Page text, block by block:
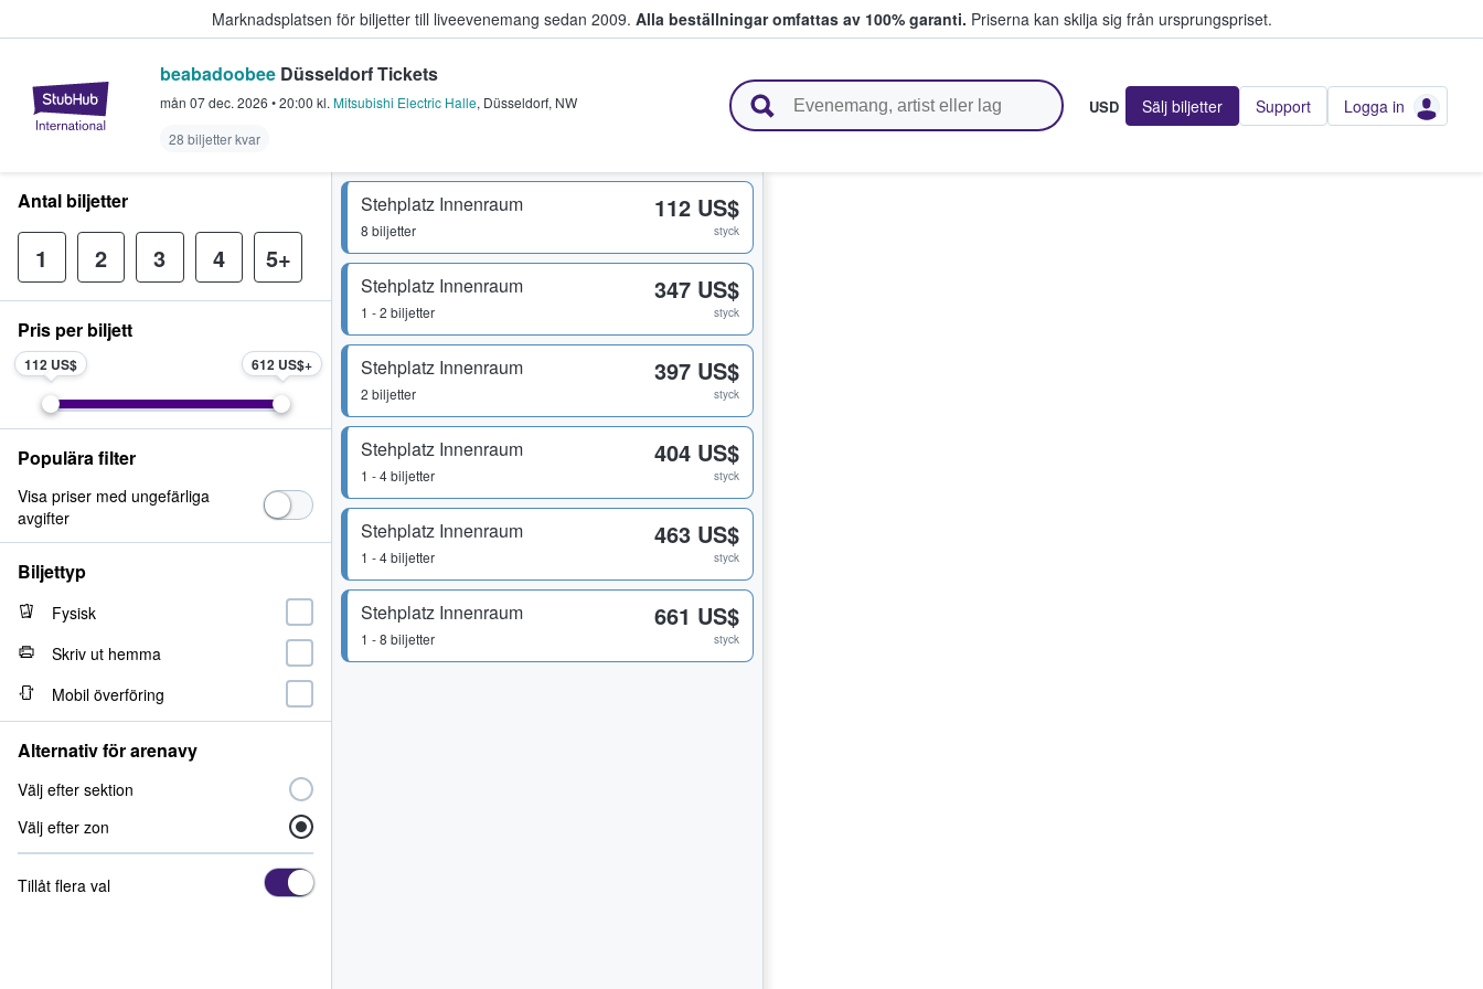
Marknadsplatsen för biljetter till liveevenemang sedan 2009. Alla beställningar omfattas av 100% garanti. Priserna kan skilja sig från ursprungspriset.
StubHub – där fans köper och säljer biljetter.
beabadoobee Düsseldorf Tickets
mån 07 dec. 2026 •20:00 kl. Mitsubishi Electric Halle, Düsseldorf, NW
28 biljetter kvar
USD Sälj biljetter Support Logga in
Stehplatz Innenraum
8 biljetter
112 US$
styck
Stehplatz Innenraum
1 - 2 biljetter
347 US$
styck
Stehplatz Innenraum
2 biljetter
397 US$
styck
Stehplatz Innenraum
1 - 4 biljetter
404 US$
styck
Stehplatz Innenraum
1 - 4 biljetter
463 US$
styck
Stehplatz Innenraum
1 - 8 biljetter
661 US$
styck
Antal biljetter
1 2 3 4 5+
Pris per biljett
112 US$ 612 US$
Populära filter
Visa priser med ungefärliga
avgifter
Biljettyp
Fysisk
Skriv ut hemma
Mobil överföring
Alternativ för arenavy
Välj efter sektion
Välj efter zon
Tillåt flera val